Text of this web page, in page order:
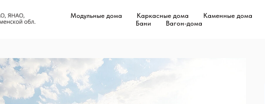
Модульные дома Каркасные дома
Каменные дома
Бани
Вагон-дома